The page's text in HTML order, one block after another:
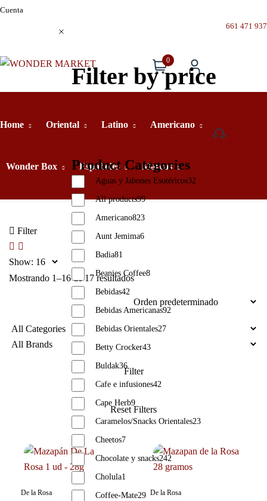
Cuenta
661 471 937
0
Home Oriental Latino Americano
Wonder Box Españoles Marcas
661
Filter
Show:
Mostrando 1–16 de 17 resultados
De la Rosa De la Rosa
Filter by price
Product Categories
Aguas y Jabones Esotéricos32
All products99
Americano823
Aunt Jemima6
Badia81
Beanies Coffee8
Bebidas42
Bebidas Americanas92
Bebidas Orientales27
Betty Crocker43
Buldak36
Cafe e infusiones42
Cape Herb9
Caramelos/Snacks Orientales23
Cheetos7
Chocolate y snacks242
Cholula1
Coffee-Mate29